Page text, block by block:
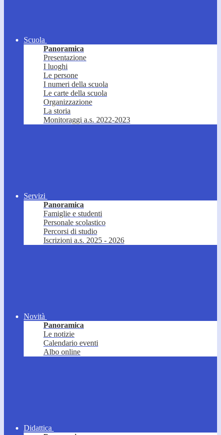
Scuola
Panoramica
Presentazione
I luoghi
Le persone
I numeri della scuola
Le carte della scuola
Organizzazione
La storia
Monitoraggi a.s. 2022-2023
Servizi
Panoramica
Famiglie e studenti
Personale scolastico
Percorsi di studio
Iscrizioni a.s. 2025 - 2026
Novità
Panoramica
Le notizie
Calendario eventi
Albo online
Didattica